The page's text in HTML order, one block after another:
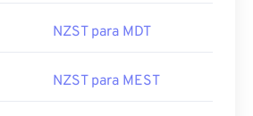
NZST para MDT
NZST para MEST